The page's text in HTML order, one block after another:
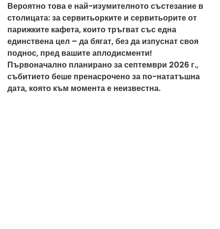
Вероятно това е най-изумителното състезание в
столицата: за сервитьорките и сервитьорите от
парижките кафета, които тръгват със една
единствена цел – да бягат, без да изпуснат своя
поднос, пред вашите аплодисменти!
Първоначално планирано за септември 2026 г.,
събитието беше пренасрочено за по-нататъшна
дата, която към момента е неизвестна.